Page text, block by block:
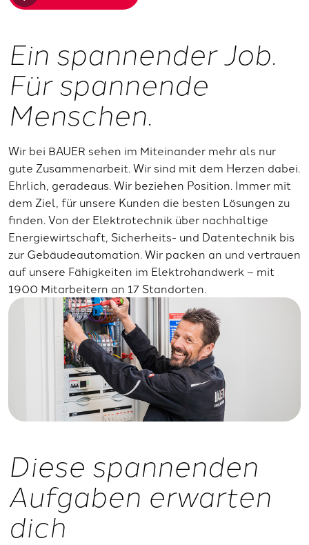
Ein spannender Job.
Für spannende
Menschen.
Wir bei BAUER sehen im Miteinander mehr als nur
gute Zusammenarbeit. Wir sind mit dem Herzen dabei.
Ehrlich, geradeaus. Wir beziehen Position. Immer mit
dem Ziel, für unsere Kunden die besten Lösungen zu
finden. Von der Elektrotechnik über nachhaltige
Energiewirtschaft, Sicherheits- und Datentechnik bis
zur Gebäudeautomation. Wir packen an und vertrauen
auf unsere Fähigkeiten im Elektrohandwerk – mit
1900 Mitarbeitern an 17 Standorten.
Diese spannenden
Aufgaben erwarten
dich